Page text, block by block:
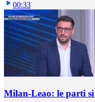
00:33
Milan-Leao: le parti